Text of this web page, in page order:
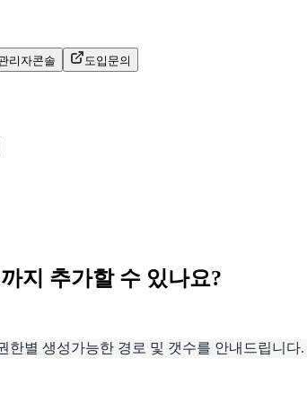
리자콘솔 도입문의
지 추가할 수 있나요?
한별 생성가능한 경로 및 갯수를 안내드립니다.